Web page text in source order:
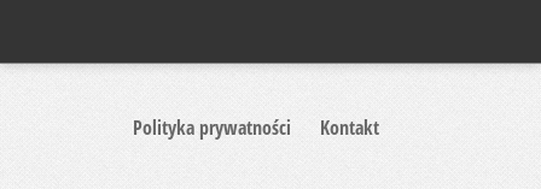
Polityka prywatności Kontakt